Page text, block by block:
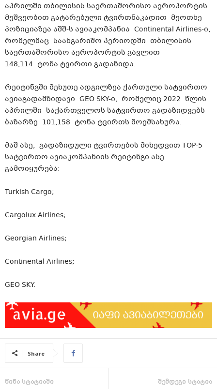
აპრილში თბილისის საერთაშორისო აეროპორტის
მეშვეობით გატარებული ტვირთნაკადით მეოთხე
პოზიციაზეა აშშ-ს ავიაკომპანია Continental Airlines-ი,
რომელმაც საანგარიშო პერიოდში თბილისის
საერთაშორისო აეროპორტის გავლით
148,114 ტონა ტვირთი გადაზიდა.
რეიტინგში მეხუთე ადგილზეა ქართული სატვირთო
ავიაგადამზიდავი GEO SKY-ი, რომელიც 2022 წლის
აპრილში საქართველოს სატვირთო გადაზიდვებს
ბაზარზე 101,158 ტონა ტვირთს მოემსახურა.
მაშ ასე, გადაზიდული ტვირთების მიხედვით TOP-5
სატვირთო ავიაკომპანიის რეიტინგი ასე
გამოიყურება:
Turkish Cargo;
Cargolux Airlines;
Georgian Airlines;
Continental Airlines;
GEO SKY.
Share
წინა სტატიაში შემდეგი სტატია